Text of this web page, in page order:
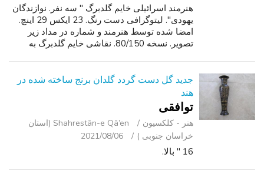
هنرمند اسرائیلی خایم گلدبرگ " سه نفر. نوازندگان
یهودی". لیتوگرافی دست رنگ. 23 ایکس 29 اینچ.
امضا شده توسط هنرمند و شماره در مداد زیر
تصویر. نسخه 80/150. نقاشی خایم گلدبرگ به
جدید گل دست گردد گلدان برنج ساخته شده در
هند
توافقی
هنر - کلکسیون
Shahrestān-e Qā’en (استان
خراسان جنوبی )
2021/08/06
16 " بالا.